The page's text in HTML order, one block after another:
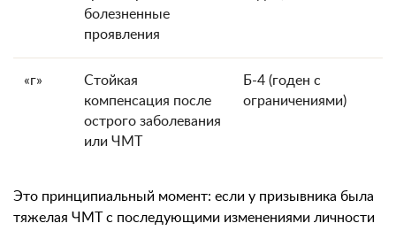
болезненные
проявления
«г»
Стойкая
компенсация после
острого заболевания
или ЧМТ
Б-4 (годен с
ограничениями)
Это принципиальный момент: если у призывника была
тяжелая ЧМТ с последующими изменениями личности